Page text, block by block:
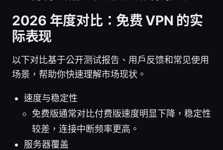
2026 年度对比：免费 VPN 的实
际表现
以下对比基于公开测试报告、用户反馈和常见使用
场景，帮助你快速理解市场现状。
速度与稳定性
免费版通常对比付费版速度明显下降，稳定性
较差，连接中断频率更高。
服务器覆盖